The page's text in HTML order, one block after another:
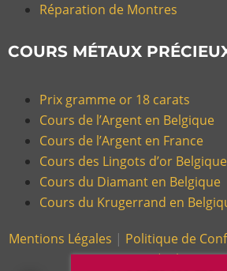
Réparation de Montres
COURS MÉTAUX
Prix gramme or 18 carats
Cours de l’Argent en Belgique
Cours de l’Argent en France
Cours des Lingots d’or Belgique
Cours du Diamant en Belgique
Cours du Krugerrand en
Mentions Légales | Politique de
Site |Glossaire